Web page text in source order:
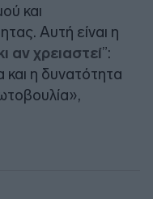
και
Αυτή είναι η
αν χρειαστεί”:
και η δυνατότητα